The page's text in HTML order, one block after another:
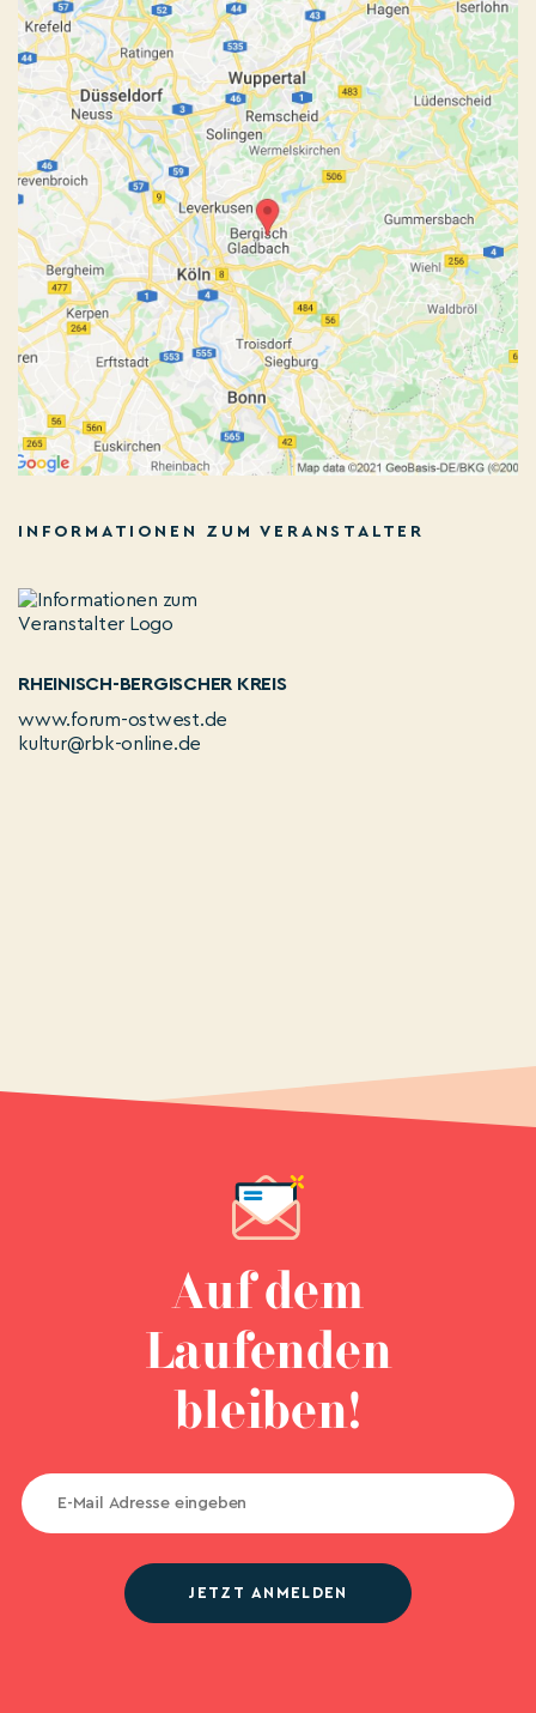
INFORMATIONEN ZUM VERANSTALTER
RHEINISCH-BERGISCHER KREIS
www.forum-ostwest.de
kultur@rbk-online.de
Auf dem
Laufenden
bleiben!
JETZT ANMELDEN